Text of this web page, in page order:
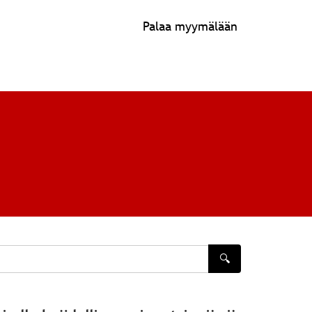
Palaa myymälään
🔍